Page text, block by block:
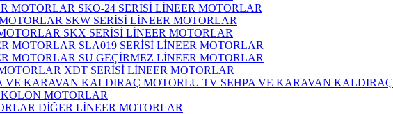
SKO-24 SERİSİ LİNEER MOTORLAR
SKW SERİSİ LİNEER MOTORLAR
SKX SERİSİ LİNEER MOTORLAR
SLA019 SERİSİ LİNEER MOTORLAR
SU GEÇİRMEZ LİNEER MOTORLAR
XDT SERİSİ LİNEER MOTORLAR
MOTORLU TV SEHPA VE KARAVAN KALDIRAÇ
KOLON MOTORLAR
DİĞER LİNEER MOTORLAR